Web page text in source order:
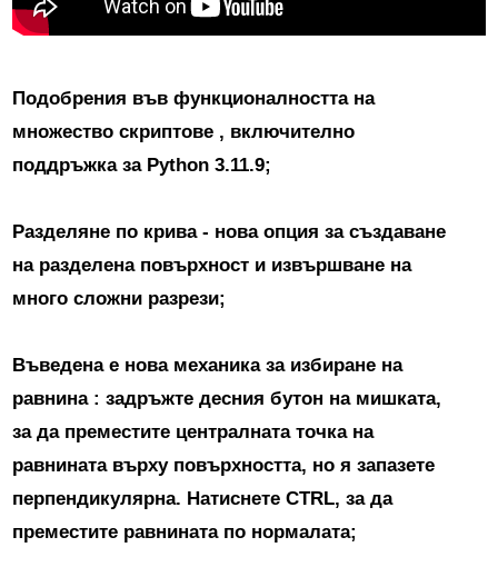
Подобрения във функционалността на
множество скриптове , включително
поддръжка за Python 3.11.9;
Разделяне по крива- нова опция за създаване
на разделена повърхност и извършване на
много сложни разрези;
Въведена е нова механика за избиране на
равнина: задръжте десния бутон на мишката,
за да преместите централната точка на
равнината върху повърхността, но я запазете
перпендикулярна. Натиснете CTRL, за да
преместите равнината по нормалата;